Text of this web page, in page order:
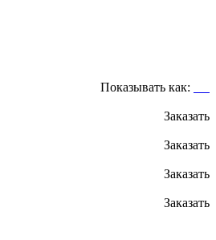
Показывать как:
Заказать
Заказать
Заказать
Заказать